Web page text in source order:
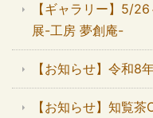
【ギャラリー】5/
展-工房 夢創庵-
【お知らせ】令和8
【お知らせ】知覧